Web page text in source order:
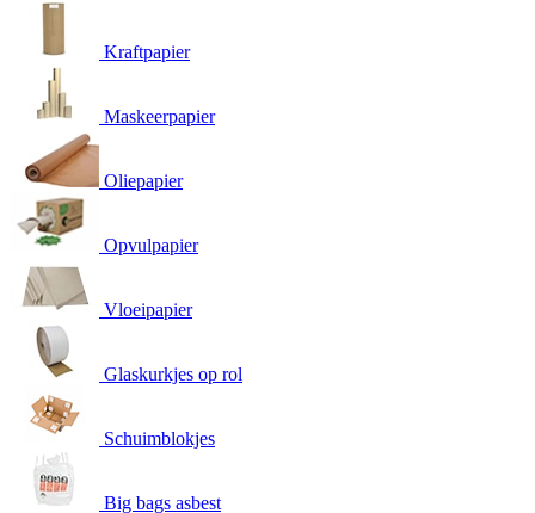
Kraftpapier
Maskeerpapier
Oliepapier
Opvulpapier
Vloeipapier
Glaskurkjes op rol
Schuimblokjes
Big bags asbest